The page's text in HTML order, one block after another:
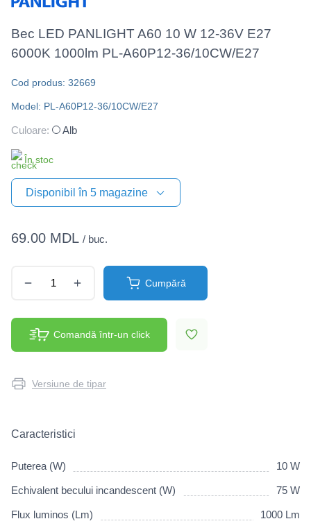
Bec LED PANLIGHT A60 10 W 12-36V E27
6000K 1000lm PL-A60P12-36/10СW/E27
Cod produs: 32669
Model: PL-A60P12-36/10СW/E27
Culoare: Alb
În stoc
Disponibil în 5 magazine
69.00 MDL / buc.
Cumpără
Comandă într-un click
Versiune de tipar
Caracteristici
Puterea (W) 10 W
Echivalent becului incandescent (W) 75 W
Flux luminos (Lm) 1000 Lm